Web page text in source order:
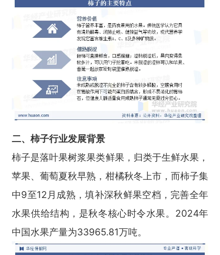
二、柿子行业发展背景
柿子是落叶果树浆果类鲜果，归类于生鲜水果，
苹果、葡萄夏秋早熟，柑橘秋冬上市，而柿子集
中9至12月成熟，填补深秋鲜果空档，完善全年
水果供给结构，是秋冬核心时令水果。2024年
中国水果产量为33965.81万吨。